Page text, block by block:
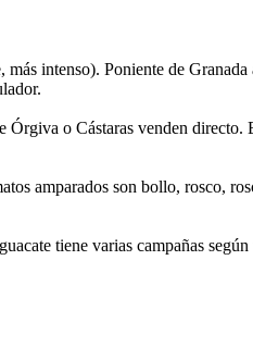
intenso). Poniente de
o Cástaras venden directo.
amparados son bollo, rosco,
tiene varias campañas